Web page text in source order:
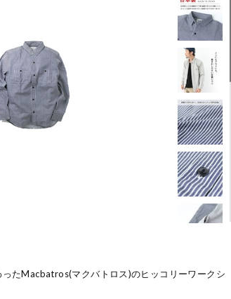
たMacbatros(マクバトロス)のヒッコリーワークシ